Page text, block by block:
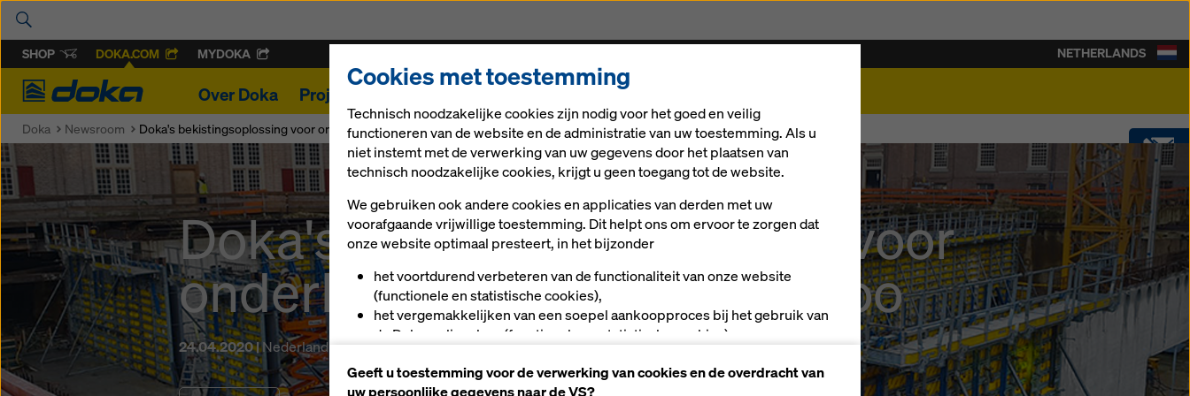
SHOP DOKA.COM MYDOKA
Doka
Over Doka Projecten Digitale oplossingen
SOFTWARE
SHOP
NETHERLANDS
Doka Newsroom Doka's bekistingsoplossing voor onderkeldering Paleis Het Loo
Doka's bekistingsoplossing voor
onderkeldering Paleis Het Loo
24.04.2020 |Nederland
Cookies met toestemming
Technisch noodzakelijke cookies zijn nodig voor het goed en veilig
functioneren van de website en de administratie van uw toestemming. Als u
niet instemt met de verwerking van uw gegevens door het plaatsen van
technisch noodzakelijke cookies, krijgt u geen toegang tot de website.
We gebruiken ook andere cookies en applicaties van derden met uw
voorafgaande vrijwillige toestemming. Dit helpt ons om ervoor te zorgen dat
onze website optimaal presteert, in het bijzonder
het voortdurend verbeteren van de functionaliteit van onze website
(functionele en statistische cookies),
het vergemakkelijken van een soepel aankoopproces bij het gebruik van
de Doka-onlineshop (functionele en statistische cookies),
(marketingcookies).
Geeft u toestemming voor de verwerking van cookies en de overdracht van
uw persoonlijke gegevens naar de VS?